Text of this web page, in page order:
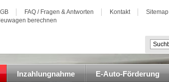
FAQ / Fragen & Antworten Kontakt Sitemap
berechnen
Inzahlungnahme E-Auto-Förderung